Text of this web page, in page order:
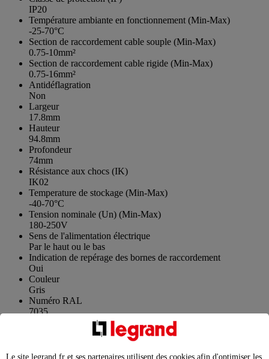
IP20
Température ambiante en fonctionnement (Min-Max)
-25-70°C
Section de raccordement cable souple (Min-Max)
0.75-10mm²
Section de raccordement cable rigide (Min-Max)
0.75-16mm²
Antidéflagration
Non
Largeur
17.8mm
Hauteur
94.8mm
Profondeur
74mm
Résistance aux chocs (IK)
IK02
Temperature de stockage (Min-Max)
-40-70°C
Tension nominale (Un) (Min-Max)
180-250V
Sens de l'alimentation électrique
Par le haut ou le bas
Indication de repérage des bornes de raccordement
Oui
Couleur
Gris
Numéro RAL
7035
Borne à vis
Le site legrand.fr et ses partenaires utilisent des cookies afin d'optimiser les